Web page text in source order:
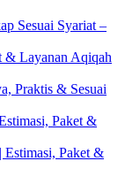
Sesuai Syariat –
& Layanan Aqiqah
Praktis & Sesuai
Paket &
Estimasi, Paket &